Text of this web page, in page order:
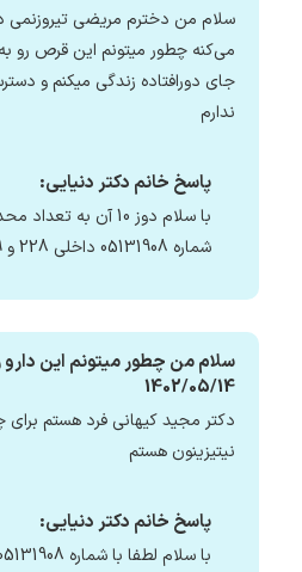
سلام من دخترم مریضی تیروزنمی
می‌کنه چطور میتونم این قرص رو به
جای دورافتاده زندگی میکنم و
ندارم
پاسخ خانم دکتر دنیایی:
با سلام دوز 10 آن به
شماره 05131908 داخلی 228 و 229 تماس بگیرید
سلام من چطور میتونم این دارو
1402/05/14
دکتر مجید کیهانی فرد هستم برای
نیتیزینون هستم
پاسخ خانم دکتر دنیایی: